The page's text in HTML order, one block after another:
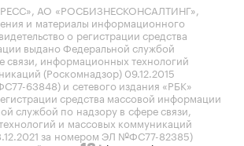
АО «РОСБИЗНЕСКОНСАЛТИНГ»,
и материалы информационного
о регистрации средства
выдано Федеральной службой
связи, информационных технологий
(Роскомнадзор) 09.12.2015
63848) и сетевого издания «РБК»
средства массовой информации
службой по надзору в сфере связи,
и массовых коммуникаций
за номером ЭЛ №ФС77-82385)